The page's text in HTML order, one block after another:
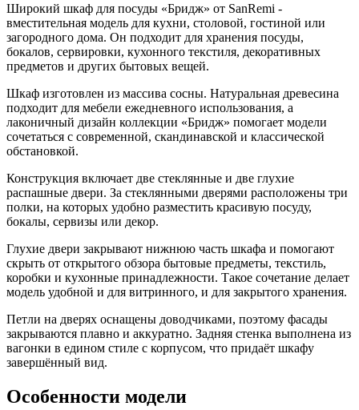
Широкий шкаф для посуды «Бридж» от SanRemi -
вместительная модель для кухни, столовой, гостиной или
загородного дома. Он подходит для хранения посуды,
бокалов, сервировки, кухонного текстиля, декоративных
предметов и других бытовых вещей.
Шкаф изготовлен из массива сосны. Натуральная древесина
подходит для мебели ежедневного использования, а
лаконичный дизайн коллекции «Бридж» помогает модели
сочетаться с современной, скандинавской и классической
обстановкой.
Конструкция включает две стеклянные и две глухие
распашные двери. За стеклянными дверями расположены три
полки, на которых удобно разместить красивую посуду,
бокалы, сервизы или декор.
Глухие двери закрывают нижнюю часть шкафа и помогают
скрыть от открытого обзора бытовые предметы, текстиль,
коробки и кухонные принадлежности. Такое сочетание делает
модель удобной и для витринного, и для закрытого хранения.
Петли на дверях оснащены доводчиками, поэтому фасады
закрываются плавно и аккуратно. Задняя стенка выполнена из
вагонки в едином стиле с корпусом, что придаёт шкафу
завершённый вид.
Особенности модели